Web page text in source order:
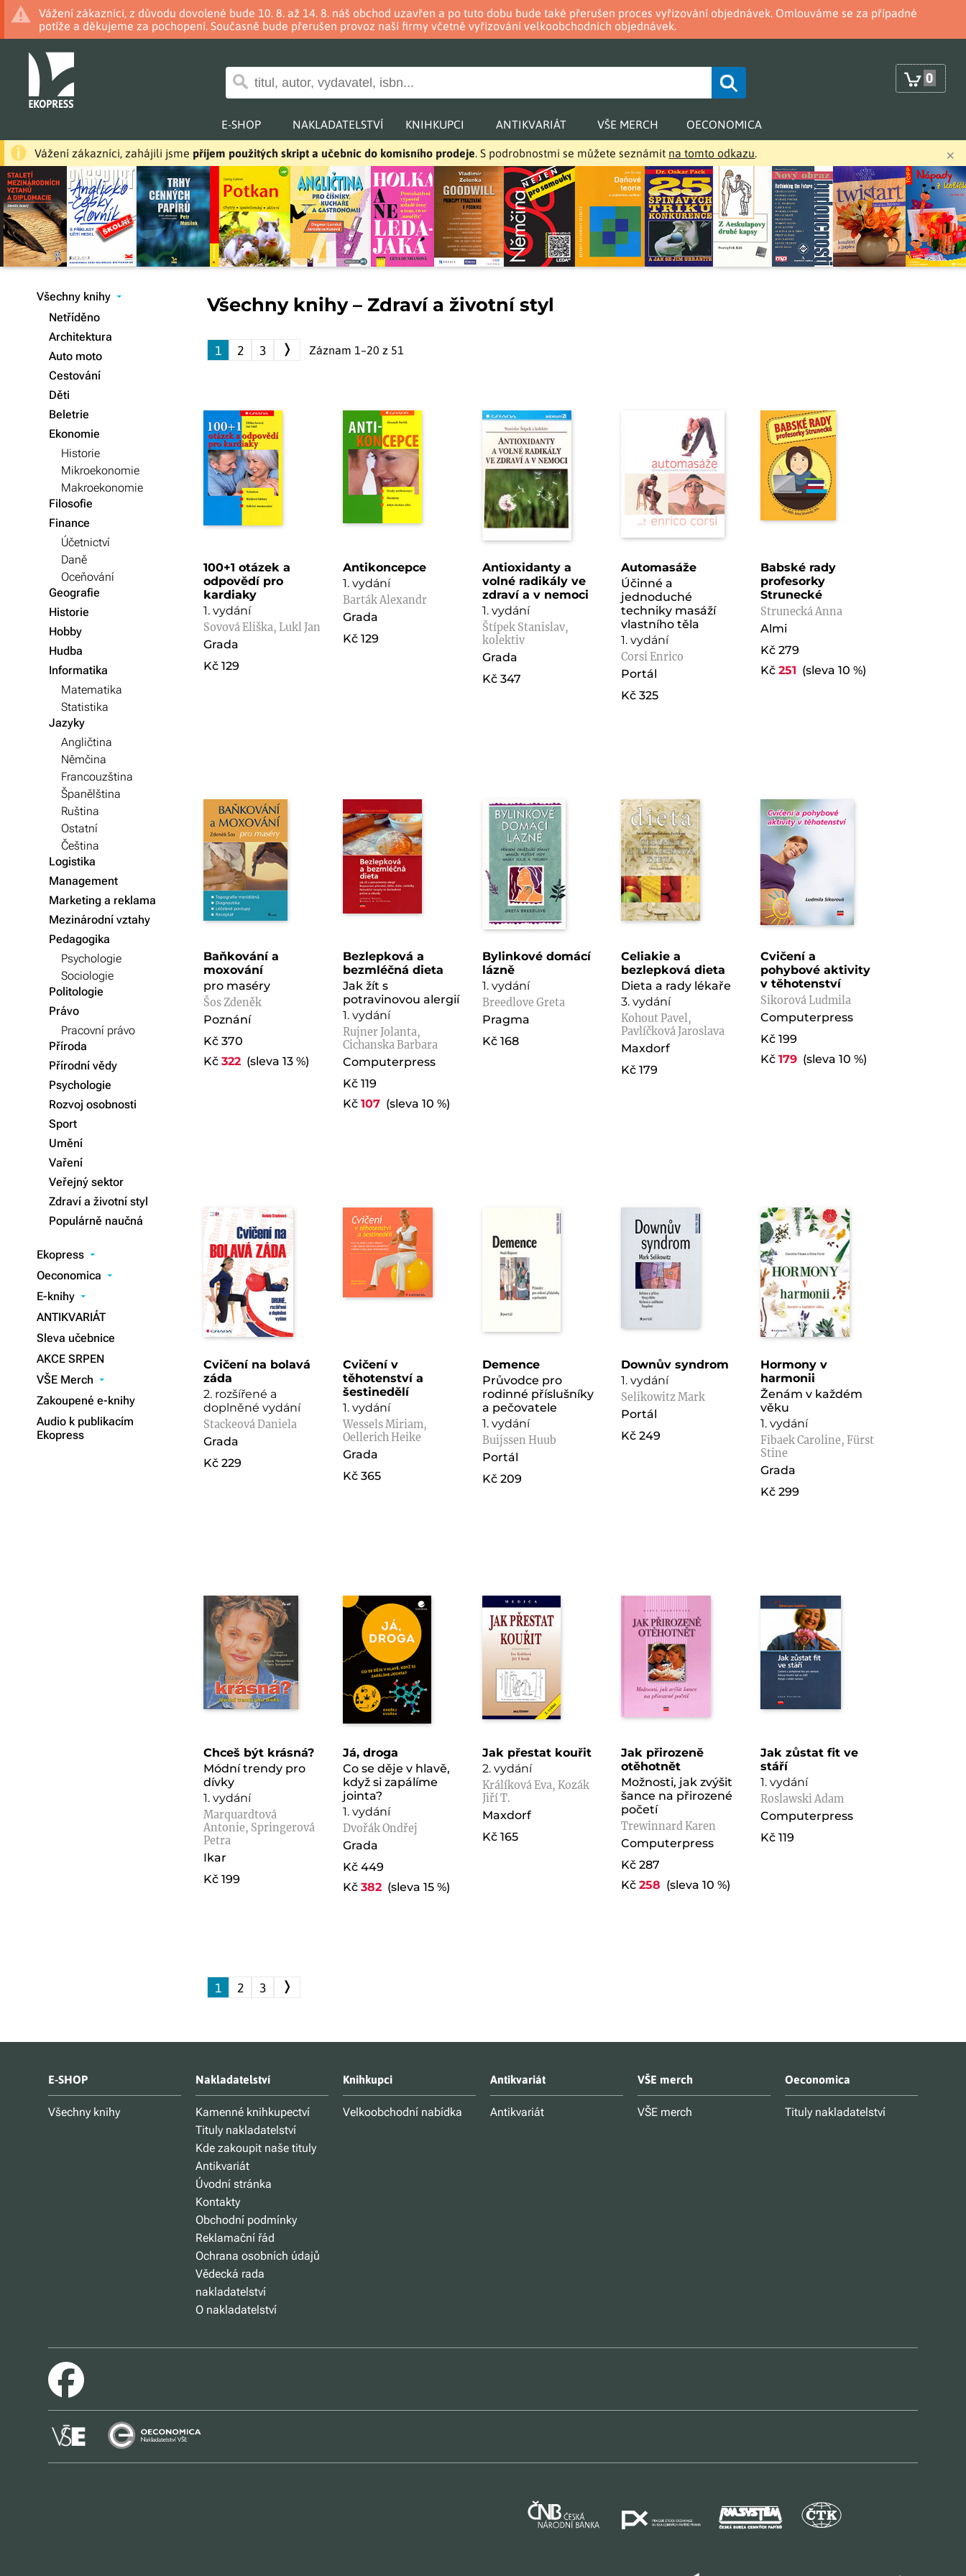
Vážení zákazníci, z důvodu dovolené bude 10. 8. až 14. 8. náš obchod uzavřen a po tuto dobu bude také přerušen proces vyřizování objednávek. Omlouváme se za případné
potíže a děkujeme za pochopení. Současně bude přerušen provoz naší firmy včetně vyřizování velkoobchodních objednávek.
0
E-SHOP NAKLADATELSTVÍ KNIHKUPCI ANTIKVARIÁT VŠE MERCH OECONOMICA
Vážení zákazníci, zahájili jsme příjem použitých skript a učebnic do komisního prodeje. S podrobnostmi se můžete seznámit na tomto odkazu. ×
Všechny knihy ▾
Netříděno
Architektura
Auto moto
Cestování
Děti
Beletrie
Ekonomie
Historie
Mikroekonomie
Makroekonomie
Filosofie
Finance
Účetnictví
Daně
Oceňování
Geografie
Historie
Hobby
Hudba
Informatika
Matematika
Statistika
Jazyky
Angličtina
Němčina
Francouzština
Španělština
Ruština
Ostatní
Čeština
Logistika
Management
Marketing a reklama
Mezinárodní vztahy
Pedagogika
Psychologie
Sociologie
Politologie
Právo
Pracovní právo
Příroda
Přírodní vědy
Psychologie
Rozvoj osobnosti
Sport
Umění
Vaření
Veřejný sektor
Zdraví a životní styl
Populárně naučná
Ekopress ▾
Oeconomica ▾
E-knihy ▾
ANTIKVARIÁT
Sleva učebnice
AKCE SRPEN
VŠE Merch
▾
Zakoupené e-knihy
Audio k publikacím
Ekopress
Všechny knihy – Zdraví a životní styl
1 2 3 ❭ Záznam 1–20 z 51
100+1 otázek a
odpovědí pro
kardiaky
1. vydání
Sovová Eliška, Lukl Jan
Grada
Kč 129
Antikoncepce
1. vydání
Barták Alexandr
Grada
Kč 129
Antioxidanty a
volné radikály ve
zdraví a v nemoci
1. vydání
Štípek Stanislav,
kolektiv
Grada
Kč 347
Automasáže
Účinné a
jednoduché
techniky masáží
vlastního těla
1. vydání
Corsi Enrico
Portál
Kč 325
Babské rady
profesorky
Strunecké
Strunecká Anna
Almi
Kč 279
Kč 251 (sleva 10 %)
Baňkování a
moxování
pro maséry
Šos Zdeněk
Poznání
Kč 370
Kč322 (sleva 13 %)
Bezlepková a
bezmléčná dieta
Jak žít s
potravinovou alergií
1. vydání
Rujner Jolanta,
Cichanska Barbara
Computerpress
Kč 119
Kč 107(sleva 10 %)
Bylinkové domácí
lázně
1. vydání
Breedlove Greta
Pragma
Kč 168
Celiakie a
bezlepková dieta
Dieta a rady lékaře
3. vydání
Kohout Pavel,
Pavlíčková Jaroslava
Maxdorf
Kč 179
Cvičení a
pohybové aktivity
v těhotenství
Sikorová Ludmila
Computerpress
Kč 199
Kč 179(sleva 10 %)
Cvičení na bolavá
záda
2. rozšířené a
doplněné vydání
Stackeová Daniela
Grada
Kč 229
Cvičení v
těhotenství a
šestinedělí
1. vydání
Wessels Miriam,
Oellerich Heike
Grada
Kč 365
Demence
Průvodce pro
rodinné příslušníky
a pečovatele
1. vydání
Buijssen Huub
Portál
Kč 209
Downův syndrom
1. vydání
Selikowitz Mark
Portál
Kč 249
Hormony v
harmonii
Ženám v každém
věku
1. vydání
Fibaek Caroline, Fürst
Stine
Grada
Kč 299
Chceš být krásná?
Módní trendy pro
dívky
1. vydání
Marquardtová
Antonie, Springerová
Petra
Ikar
Kč 199
Já, droga
Co se děje v hlavě,
když si zapálíme
jointa?
1. vydání
Dvořák Ondřej
Grada
Kč 449
Kč 382(sleva 15 %)
Jak přestat kouřit
2. vydání
Králíková Eva, Kozák
Jiří T.
Maxdorf
Kč 165
Jak přirozeně
otěhotnět
Možnosti, jak zvýšit
šance na přirozené
početí
Trewinnard Karen
Computerpress
Kč 287
Kč258 (sleva 10 %)
Jak zůstat fit ve
stáří
1. vydání
Roslawski Adam
Computerpress
Kč 119
1 2 3 ❭
E-SHOP
Všechny knihy
Nakladatelství
Kamenné knihkupectví
Tituly nakladatelství
Kde zakoupit naše tituly
Antikvariát
Úvodní stránka
Kontakty
Obchodní podmínky
Reklamační řád
Ochrana osobních údajů
Vědecká rada
nakladatelství
O nakladatelství
Knihkupci
Velkoobchodní nabídka
Antikvariát
Antikvariát
VŠE merch
VŠE merch
Oeconomica
Tituly nakladatelství